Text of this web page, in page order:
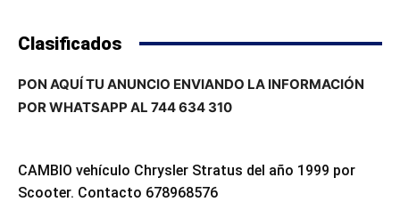
Clasificados
PON AQUÍ TU ANUNCIO ENVIANDO LA INFORMACIÓN
POR WHATSAPP AL 744 634 310
CAMBIO vehículo Chrysler Stratus del año 1999 por
Scooter. Contacto 678968576